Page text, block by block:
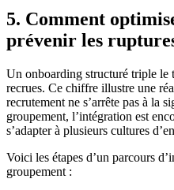
5. Comment
prévenir les
Un onboarding structuré triple le
recrues. Ce chiffre illustre une
recrutement ne s’arrête pas à la
groupement, l’intégration est
s’adapter à plusieurs cultures
Voici les étapes d’un parcours
groupement :